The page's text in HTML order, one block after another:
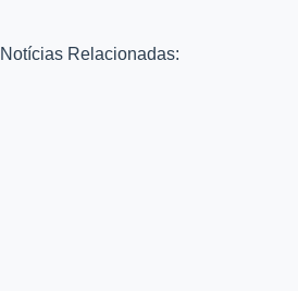
Notícias Relacionadas: